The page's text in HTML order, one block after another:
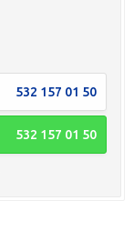
532 157 01 50
532 157 01 50